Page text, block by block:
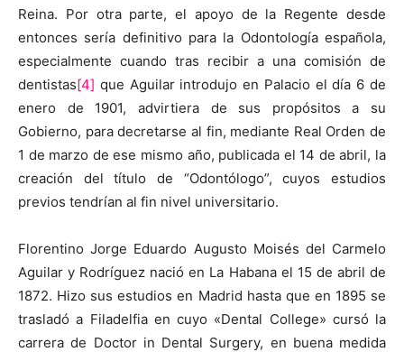
Reina. Por otra parte, el apoyo de la Regente desde
entonces sería definitivo para la Odontología española,
especialmente cuando tras recibir a una comisión de
dentistas[4] que Aguilar introdujo en Palacio el día 6 de
enero de 1901, advirtiera de sus propósitos a su
Gobierno, para decretarse al fin, mediante Real Orden de
1 de marzo de ese mismo año, publicada el 14 de abril, la
creación del título de “Odontólogo”, cuyos estudios
previos tendrían al fin nivel universitario.
Florentino Jorge Eduardo Augusto Moisés del Carmelo
Aguilar y Rodríguez nació en La Habana el 15 de abril de
1872. Hizo sus estudios en Madrid hasta que en 1895 se
trasladó a Filadelfia en cuyo «Dental College» cursó la
carrera de Doctor in Dental Surgery, en buena medida